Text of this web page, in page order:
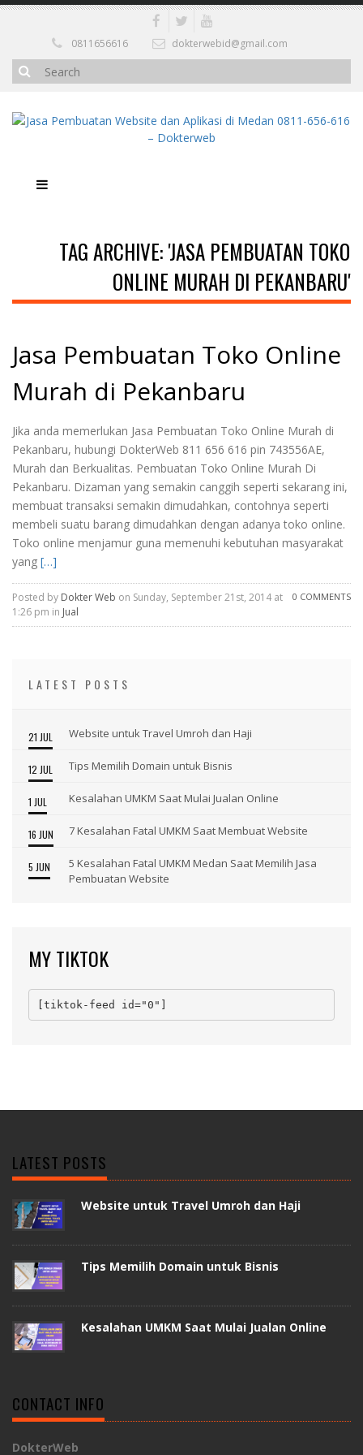
0811656616 dokterwebid@gmail.com
TAG ARCHIVE: 'JASA PEMBUATAN TOKO
ONLINE MURAH DI PEKANBARU'
Jasa Pembuatan Toko Online
Murah di Pekanbaru
Jika anda memerlukan Jasa Pembuatan Toko Online Murah di
Pekanbaru, hubungi DokterWeb 811 656 616 pin 743556AE,
Murah dan Berkualitas. Pembuatan Toko Online Murah Di
Pekanbaru. Dizaman yang semakin canggih seperti sekarang ini,
membuat transaksi semakin dimudahkan, contohnya seperti
membeli suatu barang dimudahkan dengan adanya toko online.
Toko online menjamur guna memenuhi kebutuhan masyarakat
yang […]
0 COMMENTS
Posted by Dokter Web on Sunday, September 21st, 2014 at
1:26 pm in Jual
LATEST POSTS
21 JUL Website untuk Travel Umroh dan Haji
12 JUL Tips Memilih Domain untuk Bisnis
1 JUL Kesalahan UMKM Saat Mulai Jualan Online
16 JUN 7 Kesalahan Fatal UMKM Saat Membuat Website
5 JUN
5 Kesalahan Fatal UMKM Medan Saat Memilih Jasa
Pembuatan Website
MY TIKTOK
[tiktok-feed id="0"]
LATEST POSTS
Website untuk Travel Umroh dan Haji
Tips Memilih Domain untuk Bisnis
Kesalahan UMKM Saat Mulai Jualan Online
CONTACT INFO
DokterWeb